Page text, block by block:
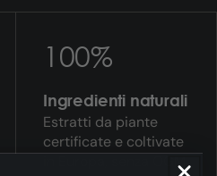
100%
Ingredienti naturali
Estratti da piante
certificate e coltivate
in Europa, senza OGM